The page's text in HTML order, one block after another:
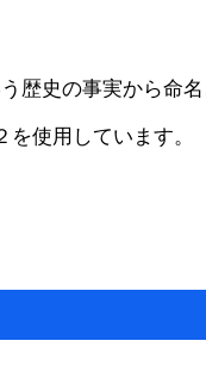
歴史の事実から命名
使用しています。